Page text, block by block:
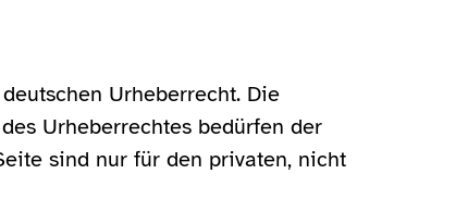
Urheberrecht. Die
Urheberrechtes bedürfen der
sind nur für den privaten, nicht